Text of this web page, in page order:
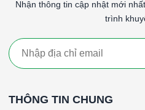
HVAC và công nghiệp.
*Tên sản phẩm: PrePleat - Lọc
*Vật liệu khung: Khung nhôm
Nhận thông tin cập nhật mới
trình
THÔNG TIN CHUNG